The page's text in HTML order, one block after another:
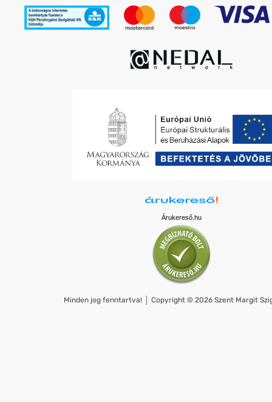
Árukereső.hu
Minden jog fenntartva! │ Copyright © 2026 Szent Margit